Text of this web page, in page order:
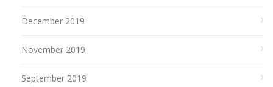
December 2019
November 2019
September 2019